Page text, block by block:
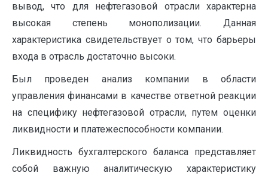
вывод, что для нефтегазовой отрасли характерна
высокая степень монополизации. Данная
характеристика свидетельствует о том, что барьеры
входа в отрасль достаточно высоки.
Был проведен анализ компании в области
управления финансами в качестве ответной реакции
на специфику нефтегазовой отрасли, путем оценки
ликвидности и платежеспособности компании.
Ликвидность бухгалтерского баланса представляет
собой важную аналитическую характеристику